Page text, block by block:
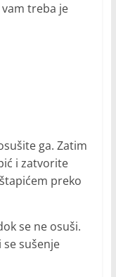
treba je
ga. Zatim
i zatvorite
preko
se ne osuši.
sušenje